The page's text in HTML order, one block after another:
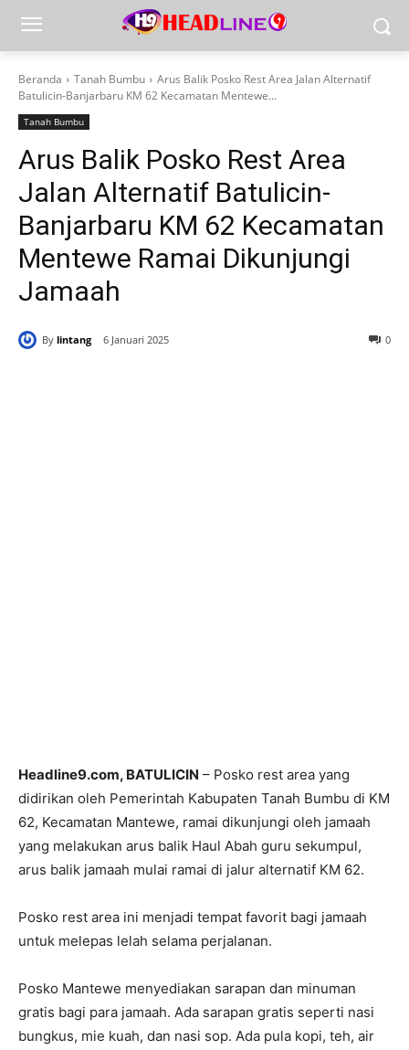
Beranda Tanah Bumbu
Arus Balik Posko Rest Area Jalan Alternatif
Batulicin-Banjarbaru KM 62 Kecamatan Mentewe...
Tanah Bumbu
Arus Balik Posko Rest Area
Jalan Alternatif Batulicin-
Banjarbaru KM 62 Kecamatan
Mentewe Ramai Dikunjungi
Jamaah
By lintang 6 Januari 2025 0
Headline9.com, BATULICIN – Posko rest area yang
didirikan oleh Pemerintah Kabupaten Tanah Bumbu di KM
62, Kecamatan Mantewe, ramai dikunjungi oleh jamaah
yang melakukan arus balik Haul Abah guru sekumpul,
arus balik jamaah mulai ramai di jalur alternatif KM 62.
Posko rest area ini menjadi tempat favorit bagi jamaah
untuk melepas lelah selama perjalanan.
Posko Mantewe menyediakan sarapan dan minuman
gratis bagi para jamaah. Ada sarapan gratis seperti nasi
bungkus, mie kuah, dan nasi sop. Ada pula kopi, teh, air